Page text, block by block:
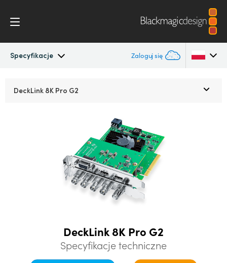
Specyfikacje Zaloguj się
France
DeckLink 8K Pro G2
DeckLink 8K Pro G2
Specyfikacje techniczne